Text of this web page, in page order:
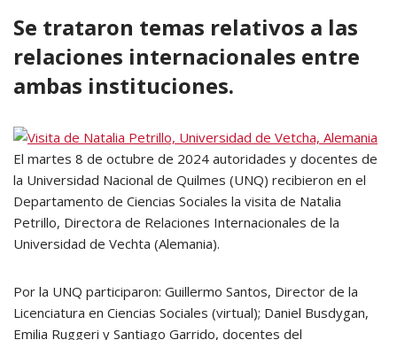
Se trataron temas relativos a las
relaciones internacionales entre
ambas instituciones.
El martes 8 de octubre de 2024 autoridades y docentes de
la Universidad Nacional de Quilmes (UNQ) recibieron en el
Departamento de Ciencias Sociales la visita de Natalia
Petrillo, Directora de Relaciones Internacionales de la
Universidad de Vechta (Alemania).
Por la UNQ participaron: Guillermo Santos, Director de la
Licenciatura en Ciencias Sociales (virtual); Daniel Busdygan,
Emilia Ruggeri y Santiago Garrido, docentes del